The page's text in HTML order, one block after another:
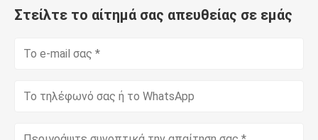
Στείλτε το αίτημά σας απευθείας σε εμάς